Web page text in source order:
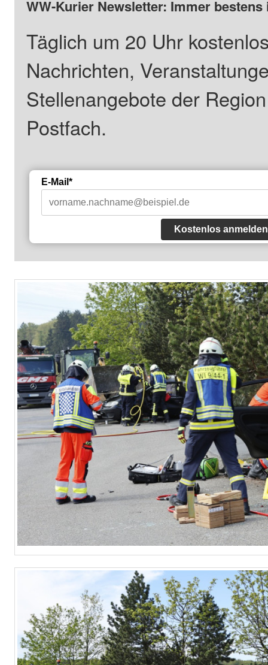
WW-Kurier Newsletter: Immer
Täglich um 20 Uhr
Nachrichten,
Stellenangebote der
Postfach.
E-Mail*
Kostenlos anmelden